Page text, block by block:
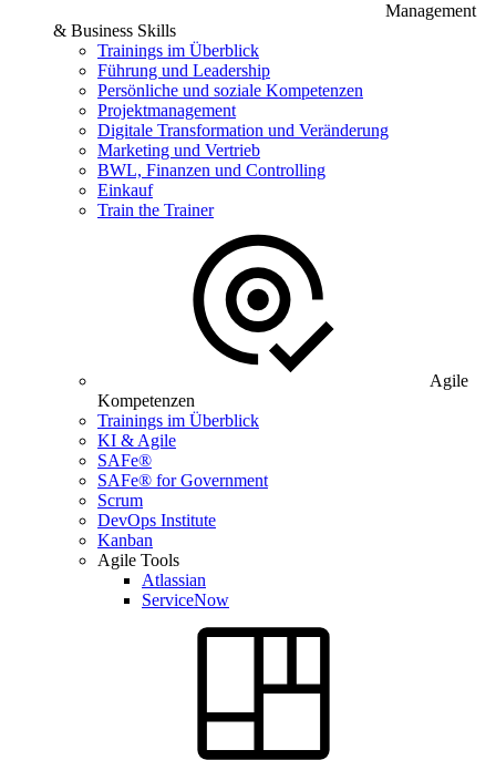
Management
& Business Skills
Trainings im Überblick
Führung und Leadership
Persönliche und soziale Kompetenzen
Projektmanagement
Digitale Transformation und Veränderung
Marketing und Vertrieb
BWL, Finanzen und Controlling
Einkauf
Train the Trainer
Agile
Kompetenzen
Trainings im Überblick
KI & Agile
SAFe®
SAFe® for Government
Scrum
DevOps Institute
Kanban
Agile Tools
Atlassian
ServiceNow